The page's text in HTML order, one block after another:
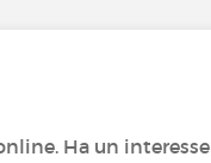
Ha un interesse